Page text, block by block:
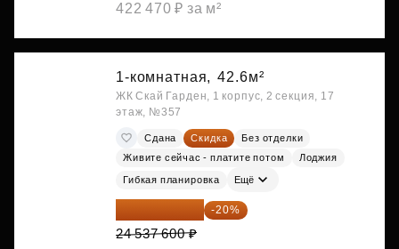
422 470 ₽ за м²
1-комнатная, 42.6м²
ЖК Скай Гарден, 1 корпус, 2 секция, 17
этаж, №357
Сдана Скидка
Без отделки
Живите сейчас - платите потом
Лоджия
Гибкая планировка Ещё
19 630 080 ₽ -20%
24 537 600 ₽